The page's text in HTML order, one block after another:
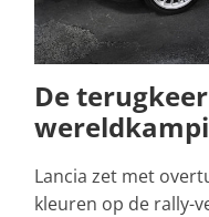
De
Lancia zet met
kleuren op de rally-